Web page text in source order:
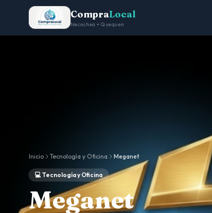
CompraLocal
Necochea + Quequen
Inicio Tecnología y Oficina Meganet
💻 Tecnología y Oficina
Meganet